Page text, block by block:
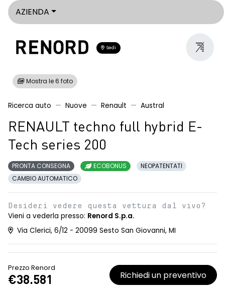
AZIENDA
Sedi
Mostra le 6 foto
Ricerca auto Nuove Renault Austral
RENAULT techno full hybrid E-
Tech series 200
PRONTA CONSEGNA ECOBONUS
NEOPATENTATI
CAMBIO AUTOMATICO
Desideri vedere questa vettura dal vivo?
Vieni a vederla presso: Renord S.p.a.
Via Clerici, 6/12 - 20099 Sesto San Giovanni, MI
Prezzo Renord
€38.581 Richiedi un preventivo